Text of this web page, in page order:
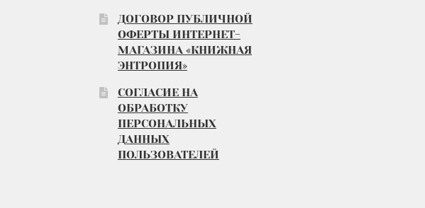
ДОГОВОР ПУБЛИЧНОЙ
ОФЕРТЫ ИНТЕРНЕТ-
МАГАЗИНА «КНИЖНАЯ
ЭНТРОПИЯ»
СОГЛАСИЕ НА
ОБРАБОТКУ
ПЕРСОНАЛЬНЫХ
ДАННЫХ
ПОЛЬЗОВАТЕЛЕЙ